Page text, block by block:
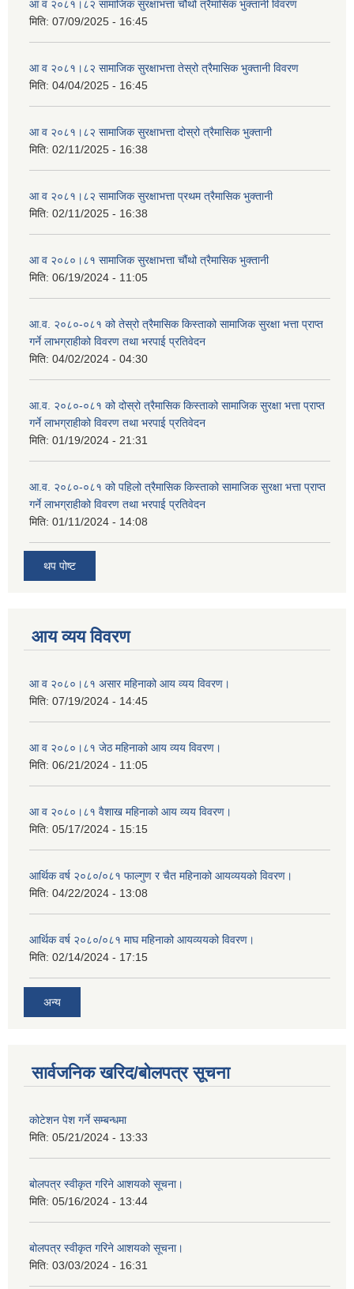
आ व २०८१।८२ सामाजिक सुरक्षाभत्ता चौथो त्रैमासिक भुक्तानी विवरण
मिति: 07/09/2025 - 16:45
आ व २०८१।८२ सामाजिक सुरक्षाभत्ता तेस्रो त्रैमासिक भुक्तानी विवरण
मिति: 04/04/2025 - 16:45
आ व २०८१।८२ सामाजिक सुरक्षाभत्ता दोस्रो त्रैमासिक भुक्तानी
मिति: 02/11/2025 - 16:38
आ व २०८१।८२ सामाजिक सुरक्षाभत्ता प्रथम त्रैमासिक भुक्तानी
मिति: 02/11/2025 - 16:38
आ व २०८०।८१ सामाजिक सुरक्षाभत्ता चौंथो त्रैमासिक भुक्तानी
मिति: 06/19/2024 - 11:05
आ.व. २०८०-०८१ को तेस्रो त्रैमासिक किस्ताको सामाजिक सुरक्षा भत्ता प्राप्त
गर्ने लाभग्राहीको विवरण तथा भरपाई प्रतिवेदन
मिति: 04/02/2024 - 04:30
आ.व. २०८०-०८१ को दोस्रो त्रैमासिक किस्ताको सामाजिक सुरक्षा भत्ता प्राप्त
गर्ने लाभग्राहीको विवरण तथा भरपाई प्रतिवेदन
मिति: 01/19/2024 - 21:31
आ.व. २०८०-०८१ को पहिलो त्रैमासिक किस्ताको सामाजिक सुरक्षा भत्ता प्राप्त
गर्ने लाभग्राहीको विवरण तथा भरपाई प्रतिवेदन
मिति: 01/11/2024 - 14:08
थप पोष्ट
आय व्यय विवरण
आ व २०८०।८१ असार महिनाको आय व्यय विवरण।
मिति: 07/19/2024 - 14:45
आ व २०८०।८१ जेठ महिनाको आय व्यय विवरण।
मिति: 06/21/2024 - 11:05
आ व २०८०।८१ वैशाख महिनाको आय व्यय विवरण।
मिति: 05/17/2024 - 15:15
आर्थिक वर्ष २०८०/०८१ फाल्गुण र चैत महिनाको आयव्ययको विवरण।
मिति: 04/22/2024 - 13:08
आर्थिक वर्ष २०८०/०८१ माघ महिनाको आयव्ययको विवरण।
मिति: 02/14/2024 - 17:15
अन्य
सार्वजनिक खरिद/बोलपत्र सूचना
कोटेशन पेश गर्ने सम्बन्धमा
मिति: 05/21/2024 - 13:33
बोलपत्र स्वीकृत गरिने आशयको सूचना।
मिति: 05/16/2024 - 13:44
बोलपत्र स्वीकृत गरिने आशयको सूचना।
मिति: 03/03/2024 - 16:31